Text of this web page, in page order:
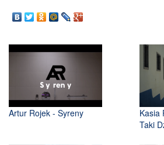
Artur Rojek - Syreny
Kasia
Taki